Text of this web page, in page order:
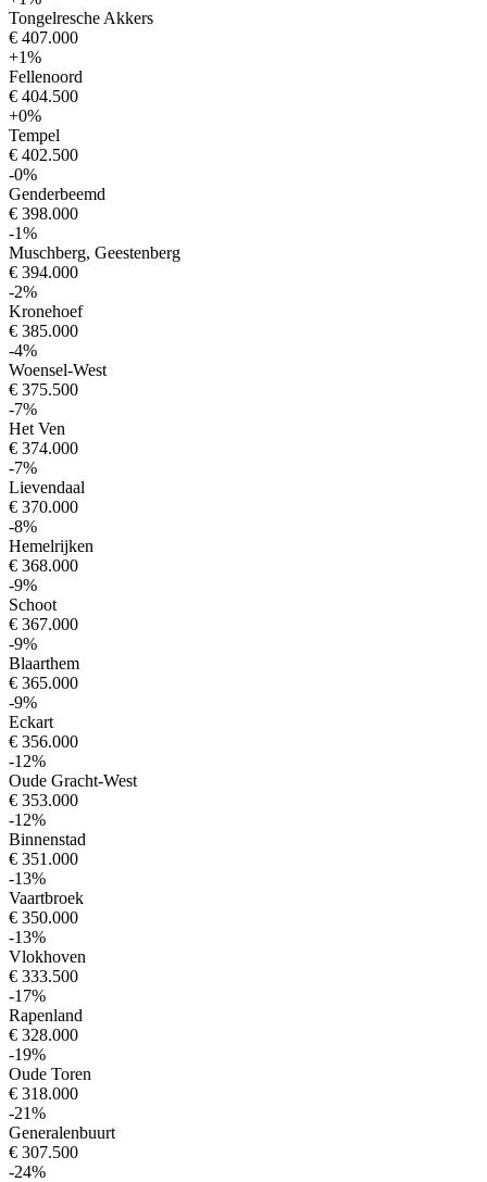
Tongelresche Akkers
€ 407.000
+1%
Fellenoord
€ 404.500
+0%
Tempel
€ 402.500
-0%
Genderbeemd
€ 398.000
-1%
Muschberg, Geestenberg
€ 394.000
-2%
Kronehoef
€ 385.000
-4%
Woensel-West
€ 375.500
-7%
Het Ven
€ 374.000
-7%
Lievendaal
€ 370.000
-8%
Hemelrijken
€ 368.000
-9%
Schoot
€ 367.000
-9%
Blaarthem
€ 365.000
-9%
Eckart
€ 356.000
-12%
Oude Gracht-West
€ 353.000
-12%
Binnenstad
€ 351.000
-13%
Vaartbroek
€ 350.000
-13%
Vlokhoven
€ 333.500
-17%
Rapenland
€ 328.000
-19%
Oude Toren
€ 318.000
-21%
Generalenbuurt
€ 307.500
-24%